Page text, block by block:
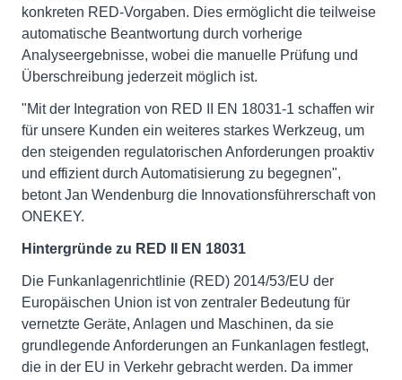
konkreten RED-Vorgaben. Dies ermöglicht die teilweise
automatische Beantwortung durch vorherige
Analyseergebnisse, wobei die manuelle Prüfung und
Überschreibung jederzeit möglich ist.
"Mit der Integration von RED II EN 18031-1 schaffen wir
für unsere Kunden ein weiteres starkes Werkzeug, um
den steigenden regulatorischen Anforderungen proaktiv
und effizient durch Automatisierung zu begegnen",
betont Jan Wendenburg die Innovationsführerschaft von
ONEKEY.
Hintergründe zu RED II EN 18031
Die Funkanlagenrichtlinie (RED) 2014/53/EU der
Europäischen Union ist von zentraler Bedeutung für
vernetzte Geräte, Anlagen und Maschinen, da sie
grundlegende Anforderungen an Funkanlagen festlegt,
die in der EU in Verkehr gebracht werden. Da immer